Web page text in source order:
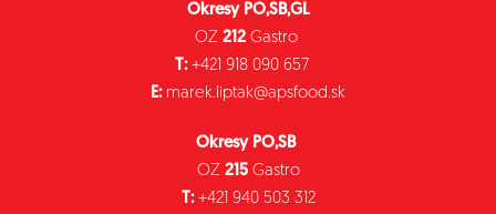
Okresy PO,SB,GL
OZ 212Gastro
T: +421 918 090 657
E: marek.liptak@apsfood.sk
Okresy PO,SB
OZ 215Gastro
T:+421 940 503 312